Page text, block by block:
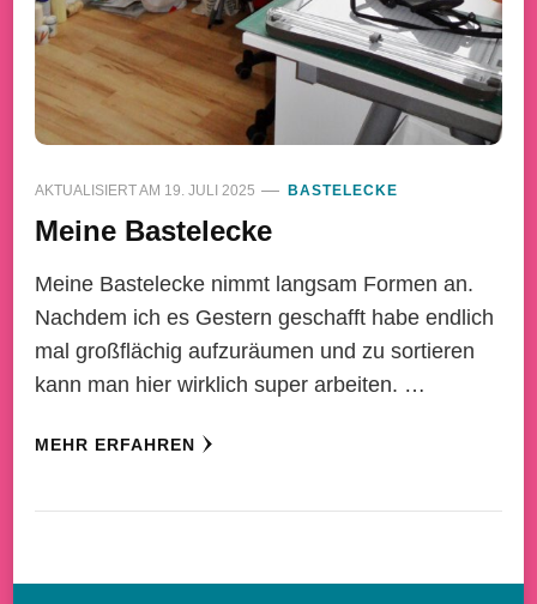
AKTUALISIERT AM 19. JULI 2025 BASTELECKE
Meine Bastelecke
Meine Bastelecke nimmt langsam Formen an.
Nachdem ich es Gestern geschafft habe endlich
mal großflächig aufzuräumen und zu sortieren
kann man hier wirklich super arbeiten. …
MEHR ERFAHREN